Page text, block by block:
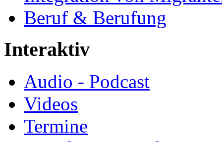
Beruf & Berufung
Interaktiv
Audio - Podcast
Videos
Termine